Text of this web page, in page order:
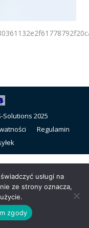
2025
Regulamin
usługi na
ze strony oznacza,
zgody